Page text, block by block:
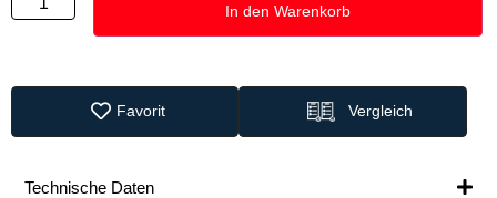
In den Warenkorb
Favorit Vergleich
Technische Daten